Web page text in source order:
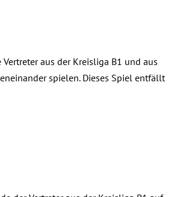
aus der Kreisliga B1 und aus
spielen. Dieses Spiel entfällt